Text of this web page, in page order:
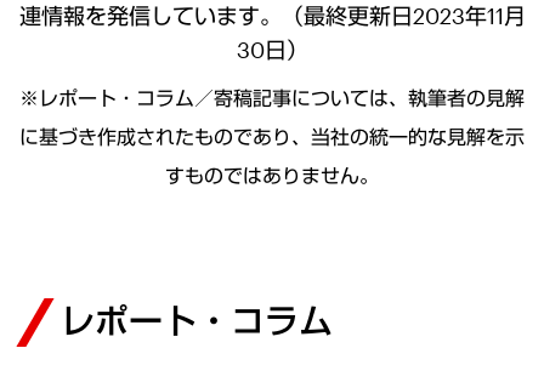
連情報を発信しています。（最終更新日2023年11月
30日）
※レポート・コラム／寄稿記事については、執筆者の見解
に基づき作成されたものであり、当社の統一的な見解を示
すものではありません。
レポート・コラム